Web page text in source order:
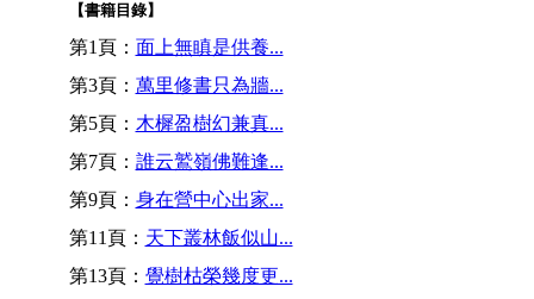
【書籍目錄】
第1頁： 面上無瞋是供養...
第3頁： 萬里修書只為牆...
第5頁： 木樨盈樹幻兼真...
第7頁： 誰云鷲嶺佛難逢...
第9頁： 身在營中心出家...
第11頁： 天下叢林飯似山...
第13頁： 覺樹枯榮幾度更...